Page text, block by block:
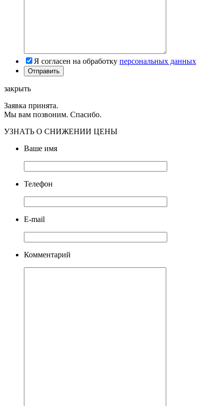
Я согласен на обработку персональных данных
закрыть
Заявка принята.
Мы вам позвоним. Спасибо.
УЗНАТЬ О СНИЖЕНИИ ЦЕНЫ
Ваше имя
Телефон
E-mail
Комментарий